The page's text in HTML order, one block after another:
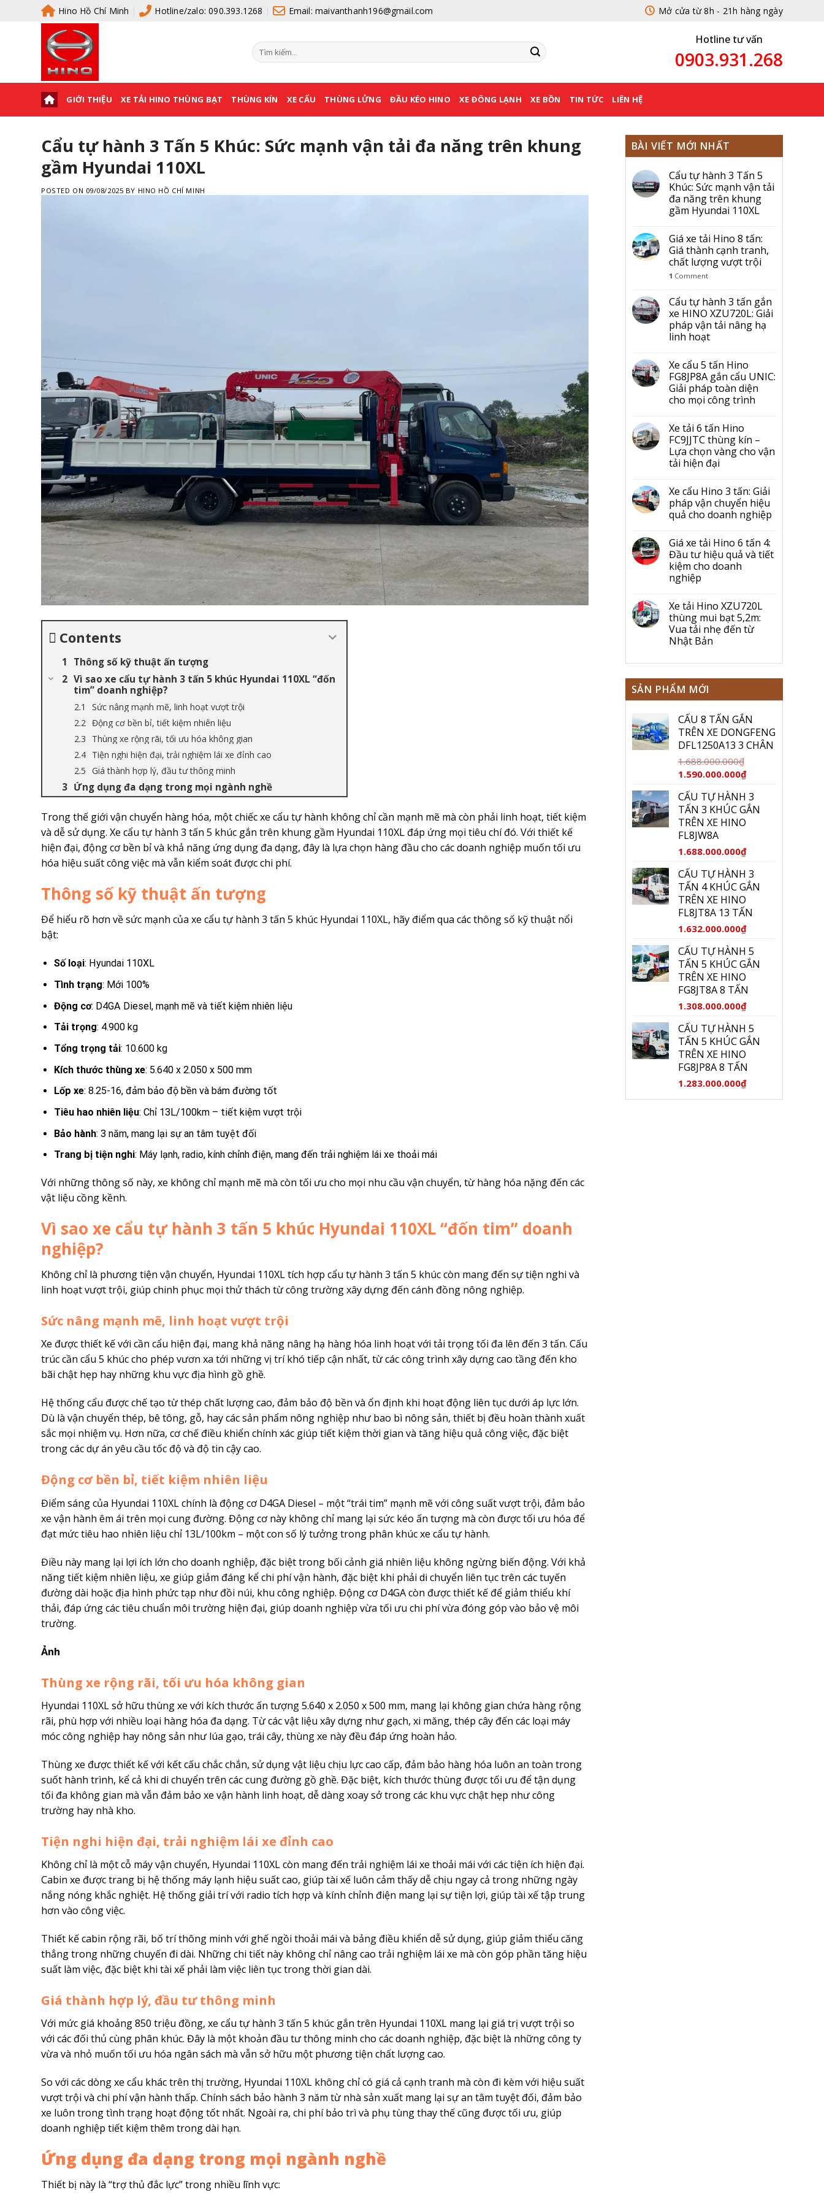
Hino Hồ Chí Minh Hotline/zalo: 090.393.1268 Email: maivanthanh196@gmail.com Mở cửa từ 8h - 21h hàng ngày
Tìm
kiếm:
Hotline tư vấn
0903.931.268
GIỚI THIỆU XE TẢI HINO THÙNG BẠT THÙNG KÍN XE CẨU THÙNG LỬNG ĐẦU KÉO HINO XE ĐÔNG LẠNH XE BỒN TIN TỨC LIÊN HỆ
Cẩu tự hành 3 Tấn 5 Khúc: Sức mạnh vận tải đa năng trên khung
gầm Hyundai 110XL
POSTED ON 09/08/2025 BY HINO HỒ CHÍ MINH
Contents
Thông số kỹ thuật ấn tượng
Vì sao xe cẩu tự hành 3 tấn 5 khúc Hyundai 110XL “đốn
tim” doanh nghiệp?
Sức nâng mạnh mẽ, linh hoạt vượt trội
Động cơ bền bỉ, tiết kiệm nhiên liệu
Thùng xe rộng rãi, tối ưu hóa không gian
Tiện nghi hiện đại, trải nghiệm lái xe đỉnh cao
Giá thành hợp lý, đầu tư thông minh
Ứng dụng đa dạng trong mọi ngành nghề
Trong thế giới vận chuyển hàng hóa, một chiếc xe cẩu tự hành không chỉ cần mạnh mẽ mà còn phải linh hoạt, tiết kiệm
và dễ sử dụng. Xe cẩu tự hành 3 tấn 5 khúc gắn trên khung gầm Hyundai 110XL đáp ứng mọi tiêu chí đó. Với thiết kế
hiện đại, động cơ bền bỉ và khả năng ứng dụng đa dạng, đây là lựa chọn hàng đầu cho các doanh nghiệp muốn tối ưu
hóa hiệu suất công việc mà vẫn kiểm soát được chi phí.
Thông số kỹ thuật ấn tượng
Để hiểu rõ hơn về sức mạnh của xe cẩu tự hành 3 tấn 5 khúc Hyundai 110XL, hãy điểm qua các thông số kỹ thuật nổi
bật:
Số loại: Hyundai 110XL
Tình trạng: Mới 100%
Động cơ: D4GA Diesel, mạnh mẽ và tiết kiệm nhiên liệu
Tải trọng: 4.900 kg
Tổng trọng tải: 10.600 kg
Kích thước thùng xe: 5.640 x 2.050 x 500 mm
Lốp xe: 8.25-16, đảm bảo độ bền và bám đường tốt
Tiêu hao nhiên liệu: Chỉ 13L/100km – tiết kiệm vượt trội
Bảo hành: 3 năm, mang lại sự an tâm tuyệt đối
Trang bị tiện nghi: Máy lạnh, radio, kính chỉnh điện, mang đến trải nghiệm lái xe thoải mái
Với những thông số này, xe không chỉ mạnh mẽ mà còn tối ưu cho mọi nhu cầu vận chuyển, từ hàng hóa nặng đến các
vật liệu cồng kềnh.
Vì sao xe cẩu tự hành 3 tấn 5 khúc Hyundai 110XL “đốn tim” doanh
nghiệp?
Không chỉ là phương tiện vận chuyển, Hyundai 110XL tích hợp cẩu tự hành 3 tấn 5 khúc còn mang đến sự tiện nghi và
linh hoạt vượt trội, giúp chinh phục mọi thử thách từ công trường xây dựng đến cánh đồng nông nghiệp.
Sức nâng mạnh mẽ, linh hoạt vượt trội
Xe được thiết kế với cần cẩu hiện đại, mang khả năng nâng hạ hàng hóa linh hoạt với tải trọng tối đa lên đến 3 tấn. Cấu
trúc cần cẩu 5 khúc cho phép vươn xa tới những vị trí khó tiếp cận nhất, từ các công trình xây dựng cao tầng đến kho
bãi chật hẹp hay những khu vực địa hình gồ ghề.
Hệ thống cẩu được chế tạo từ thép chất lượng cao, đảm bảo độ bền và ổn định khi hoạt động liên tục dưới áp lực lớn.
Dù là vận chuyển thép, bê tông, gỗ, hay các sản phẩm nông nghiệp như bao bì nông sản, thiết bị đều hoàn thành xuất
sắc mọi nhiệm vụ. Hơn nữa, cơ chế điều khiển chính xác giúp tiết kiệm thời gian và tăng hiệu quả công việc, đặc biệt
trong các dự án yêu cầu tốc độ và độ tin cậy cao.
Động cơ bền bỉ, tiết kiệm nhiên liệu
Điểm sáng của Hyundai 110XL chính là động cơ D4GA Diesel – một “trái tim” mạnh mẽ với công suất vượt trội, đảm bảo
xe vận hành êm ái trên mọi cung đường. Động cơ này không chỉ mang lại sức kéo ấn tượng mà còn được tối ưu hóa để
đạt mức tiêu hao nhiên liệu chỉ 13L/100km – một con số lý tưởng trong phân khúc xe cẩu tự hành.
Điều này mang lại lợi ích lớn cho doanh nghiệp, đặc biệt trong bối cảnh giá nhiên liệu không ngừng biến động. Với khả
năng tiết kiệm nhiên liệu, xe giúp giảm đáng kể chi phí vận hành, đặc biệt khi phải di chuyển liên tục trên các tuyến
đường dài hoặc địa hình phức tạp như đồi núi, khu công nghiệp. Động cơ D4GA còn được thiết kế để giảm thiểu khí
thải, đáp ứng các tiêu chuẩn môi trường hiện đại, giúp doanh nghiệp vừa tối ưu chi phí vừa đóng góp vào bảo vệ môi
trường.
Ảnh
Thùng xe rộng rãi, tối ưu hóa không gian
Hyundai 110XL sở hữu thùng xe với kích thước ấn tượng 5.640 x 2.050 x 500 mm, mang lại không gian chứa hàng rộng
rãi, phù hợp với nhiều loại hàng hóa đa dạng. Từ các vật liệu xây dựng như gạch, xi măng, thép cây đến các loại máy
móc công nghiệp hay nông sản như lúa gạo, trái cây, thùng xe này đều đáp ứng hoàn hảo.
Thùng xe được thiết kế với kết cấu chắc chắn, sử dụng vật liệu chịu lực cao cấp, đảm bảo hàng hóa luôn an toàn trong
suốt hành trình, kể cả khi di chuyển trên các cung đường gồ ghề. Đặc biệt, kích thước thùng được tối ưu để tận dụng
tối đa không gian mà vẫn đảm bảo xe vận hành linh hoạt, dễ dàng xoay sở trong các khu vực chật hẹp như công
trường hay nhà kho.
Tiện nghi hiện đại, trải nghiệm lái xe đỉnh cao
Không chỉ là một cỗ máy vận chuyển, Hyundai 110XL còn mang đến trải nghiệm lái xe thoải mái với các tiện ích hiện đại.
Cabin xe được trang bị hệ thống máy lạnh hiệu suất cao, giúp tài xế luôn cảm thấy dễ chịu ngay cả trong những ngày
nắng nóng khắc nghiệt. Hệ thống giải trí với radio tích hợp và kính chỉnh điện mang lại sự tiện lợi, giúp tài xế tập trung
hơn vào công việc.
Thiết kế cabin rộng rãi, bố trí thông minh với ghế ngồi thoải mái và bảng điều khiển dễ sử dụng, giúp giảm thiểu căng
thẳng trong những chuyến đi dài. Những chi tiết này không chỉ nâng cao trải nghiệm lái xe mà còn góp phần tăng hiệu
suất làm việc, đặc biệt khi tài xế phải làm việc liên tục trong thời gian dài.
Giá thành hợp lý, đầu tư thông minh
Với mức giá khoảng 850 triệu đồng, xe cẩu tự hành 3 tấn 5 khúc gắn trên Hyundai 110XL mang lại giá trị vượt trội so
với các đối thủ cùng phân khúc. Đây là một khoản đầu tư thông minh cho các doanh nghiệp, đặc biệt là những công ty
vừa và nhỏ muốn tối ưu hóa ngân sách mà vẫn sở hữu một phương tiện chất lượng cao.
So với các dòng xe cẩu khác trên thị trường, Hyundai 110XL không chỉ có giá cả cạnh tranh mà còn đi kèm với hiệu suất
vượt trội và chi phí vận hành thấp. Chính sách bảo hành 3 năm từ nhà sản xuất mang lại sự an tâm tuyệt đối, đảm bảo
xe luôn trong tình trạng hoạt động tốt nhất. Ngoài ra, chi phí bảo trì và phụ tùng thay thế cũng được tối ưu, giúp
doanh nghiệp tiết kiệm thêm trong dài hạn.
Ứng dụng đa dạng trong mọi ngành nghề
Thiết bị này là “trợ thủ đắc lực” trong nhiều lĩnh vực:
BÀI VIẾT MỚI NHẤT
Cẩu tự hành 3 Tấn 5
Khúc: Sức mạnh vận tải
đa năng trên khung
gầm Hyundai 110XL
Giá xe tải Hino 8 tấn:
Giá thành cạnh tranh,
chất lượng vượt trội
1 Comment
Cẩu tự hành 3 tấn gắn
xe HINO XZU720L: Giải
pháp vận tải nâng hạ
linh hoạt
Xe cẩu 5 tấn Hino
FG8JP8A gắn cẩu UNIC:
Giải pháp toàn diện
cho mọi công trình
Xe tải 6 tấn Hino
FC9JJTC thùng kín –
Lựa chọn vàng cho vận
tải hiện đại
Xe cẩu Hino 3 tấn: Giải
pháp vận chuyển hiệu
quả cho doanh nghiệp
Giá xe tải Hino 6 tấn 4:
Đầu tư hiệu quả và tiết
kiệm cho doanh
nghiệp
Xe tải Hino XZU720L
thùng mui bạt 5,2m:
Vua tải nhẹ đến từ
Nhật Bản
SẢN PHẨM MỚI
CẨU 8 TẤN GẮN
TRÊN XE DONGFENG
DFL1250A13 3 CHÂN
1.688.000.000₫
Giá
là:
1.688.000.000₫.
1.590.000.000₫Giá
tại
là:
CẨU TỰ HÀNH 3
TẤN 3 KHÚC GẮN
TRÊN XE HINO
FL8JW8A
1.688.000.000₫
CẨU TỰ HÀNH 3
TẤN 4 KHÚC GẮN
TRÊN XE HINO
FL8JT8A 13 TẤN
1.632.000.000₫
CẨU TỰ HÀNH 5
TẤN 5 KHÚC GẮN
TRÊN XE HINO
FG8JT8A 8 TẤN
1.308.000.000₫
CẨU TỰ HÀNH 5
TẤN 5 KHÚC GẮN
TRÊN XE HINO
FG8JP8A 8 TẤN
1.283.000.000₫